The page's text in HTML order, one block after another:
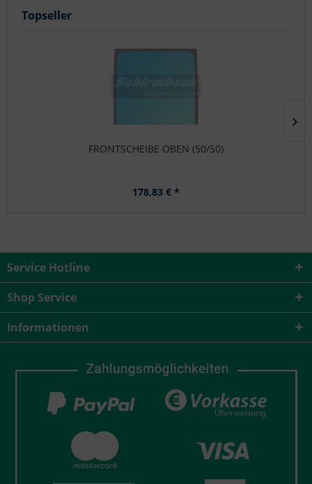
Topseller
FRONTSCHEIBE OBEN (50/50)
178,83 € *
Service Hotline
Shop Service
Informationen